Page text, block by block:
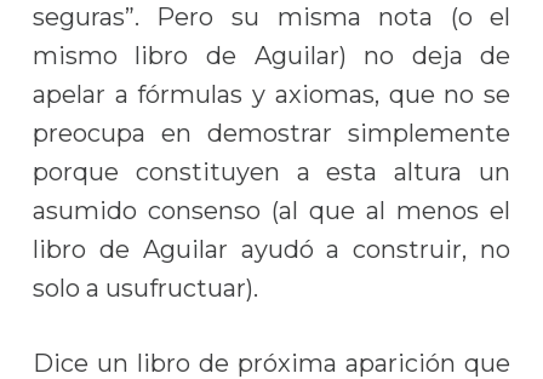
seguras”. Pero su misma nota (o el
mismo libro de Aguilar) no deja de
apelar a fórmulas y axiomas, que no se
preocupa en demostrar simplemente
porque constituyen a esta altura un
asumido consenso (al que al menos el
libro de Aguilar ayudó a construir, no
solo a usufructuar).
Dice un libro de próxima aparición que